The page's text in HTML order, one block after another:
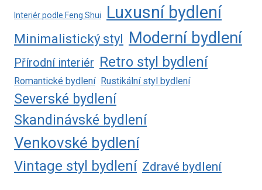
Interiér podle Feng Shui Luxusní bydlení
Minimalistický styl Moderní bydlení
Přírodní interiér Retro styl bydlení
Romantické bydlení Rustikální styl bydlení
Severské bydlení
Skandinávské bydlení
Venkovské bydlení
Vintage styl bydlení Zdravé bydlení